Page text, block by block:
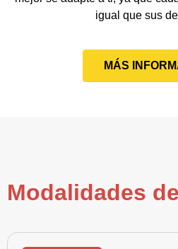
igual que sus
MÁS
Modalidades